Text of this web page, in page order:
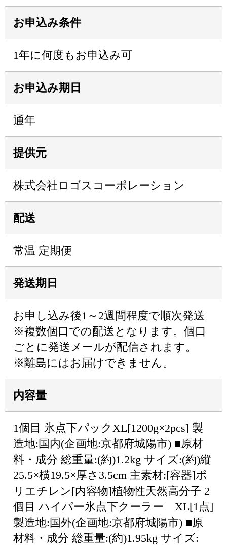
お申込み条件
1年に何度もお申込み可
お申込み期日
通年
提供元
株式会社ロゴスコーポレーション
配送
常温 定期便
発送期日
お申し込み後1～2週間程度で順次発送
※複数個口での配送となります。個口
ごとに発送メールが配信されます。
※離島にはお届けできません。
内容量
1個目 氷点下パックXL[1200g×2pcs] 製
造地:国内(企画地:京都府城陽市) ■原材
料・成分 総重量:(約)1.2kg サイズ:(約)縦
25.5×横19.5×厚さ3.5cm 主素材:[容器]ポ
リエチレン[内容物]植物性天然高分子 2
個目 ハイパー氷点下クーラー XL[1点]
製造地:国外(企画地:京都府城陽市) ■原
材料・成分 総重量:(約)1.95kg サイズ: